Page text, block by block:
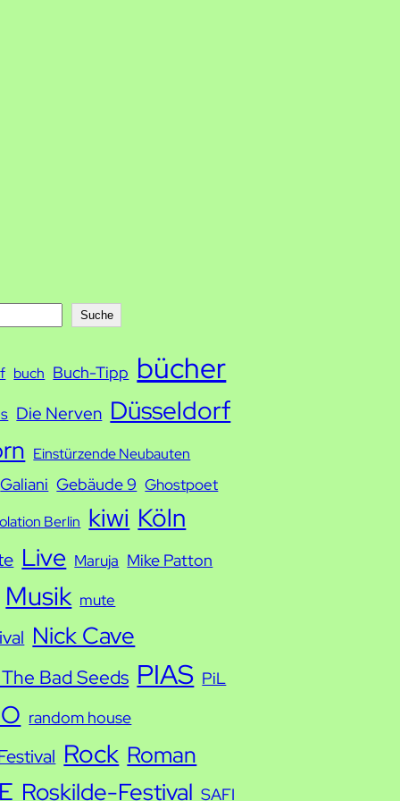
Suche
buch Buch-Tipp bücher
Die Nerven Düsseldorf
Einstürzende Neubauten
Galiani Gebäude 9 Ghostpoet
Berlin kiwi Köln
Live Maruja Mike Patton
Musik mute
Nick Cave
Bad Seeds PIAS PiL
random house
Rock Roman
Roskilde-Festival SAFI